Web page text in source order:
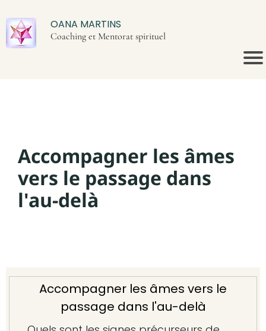
OANA MARTINS
Coaching et Mentorat spirituel
Accompagner les âmes
vers le passage dans
l'au-delà
Accompagner les âmes vers le
passage dans l'au-delà